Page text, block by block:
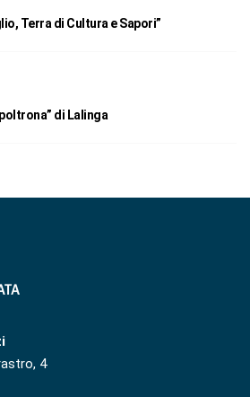
Terra di Cultura e Sapori”
di Lalinga
4